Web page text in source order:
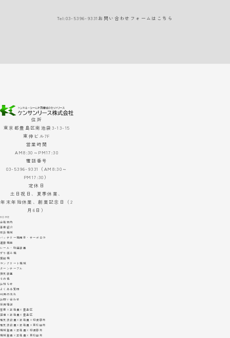
Tel:03-5396-9331 お問い合わせフォームはこちら
住所
東京都豊島区南池袋3-13-15
東伸ビル7F
営業時間
AM8:30～PM17:30
電話番号
03-5396-9331（AM8:30～
PM17:30）
定休日
土日祝日、夏季休業、
年末年始休業、創業記念日（2
月6日）
HOME
会社案内
事業紹介
取扱機械
バッテリー機関車・サーボロコ
運搬機器
レール・軌道装置
ずり積み機
掘削機
コンクリート機械
ターンテーブル
換気装置
その他
お知らせ
よくある質問
利用の流れ
お問い合わせ
採用情報
営業×正社員×豊島区
経理×正社員×豊島区
電気技術員×正社員×相模原市
電気技術員×正社員×東松山市
機械整備×正社員×相模原市
機械整備×正社員×東松山市